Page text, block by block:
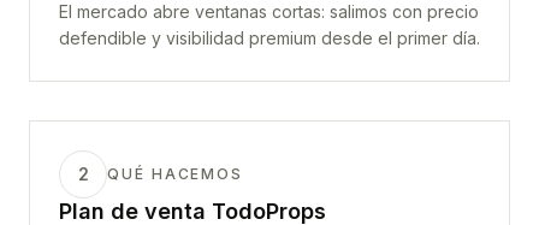
El mercado abre ventanas cortas: salimos con precio
defendible y visibilidad premium desde el primer día.
2 QUÉ HACEMOS
Plan de venta TodoProps